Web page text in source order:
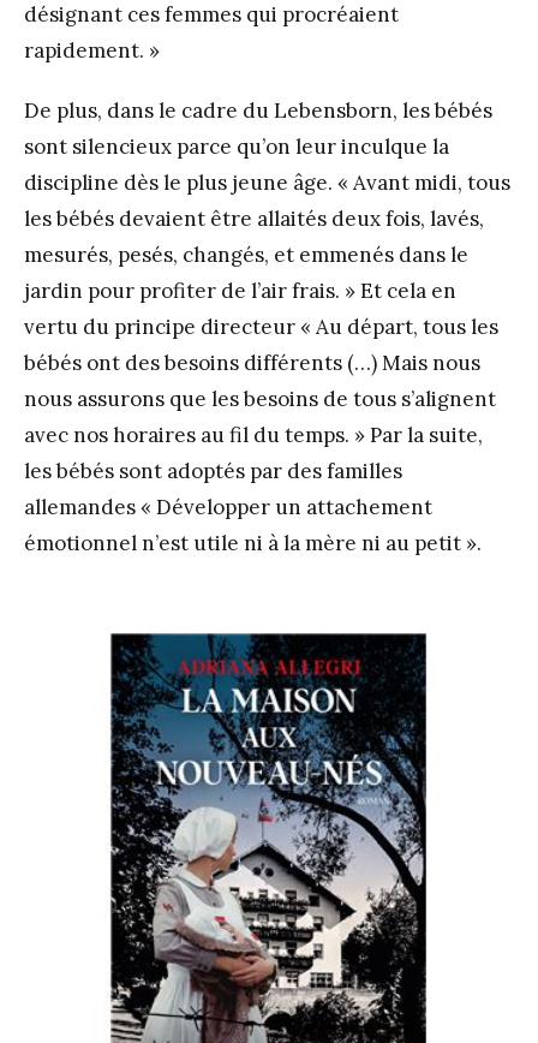
désignant ces femmes qui procréaient
rapidement. »
De plus, dans le cadre du Lebensborn, les bébés
sont silencieux parce qu’on leur inculque la
discipline dès le plus jeune âge. « Avant midi, tous
les bébés devaient être allaités deux fois, lavés,
mesurés, pesés, changés, et emmenés dans le
jardin pour profiter de l’air frais. » Et cela en
vertu du principe directeur « Au départ, tous les
bébés ont des besoins différents (…) Mais nous
nous assurons que les besoins de tous s’alignent
avec nos horaires au fil du temps. » Par la suite,
les bébés sont adoptés par des familles
allemandes « Développer un attachement
émotionnel n’est utile ni à la mère ni au petit ».